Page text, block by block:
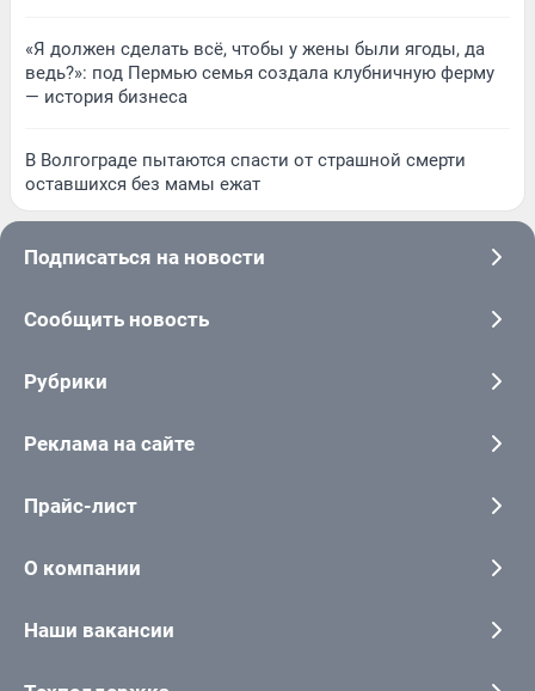
«Я должен сделать всё, чтобы у жены были ягоды, да
ведь?»: под Пермью семья создала клубничную ферму
— история бизнеса
В Волгограде пытаются спасти от страшной смерти
оставшихся без мамы ежат
Подписаться на новости
Сообщить новость
Рубрики
Реклама на сайте
Прайс-лист
О компании
Наши вакансии